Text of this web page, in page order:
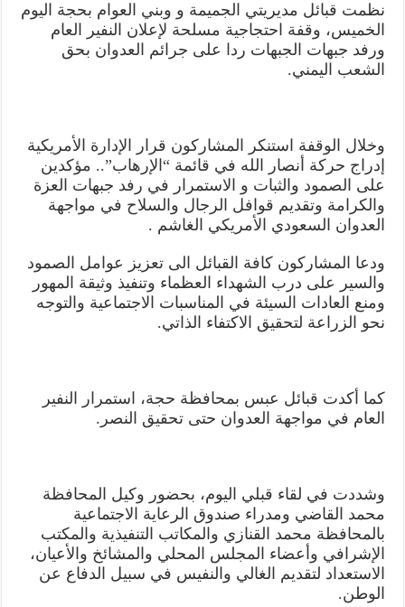
ورفد
الجبهات
مغلقة
نظمت قبائل مديريتي الجميمة و وبني العوام بحجة اليوم
الخميس، وقفة احتجاجية مسلحة لإعلان النفير العام
ورفد جبهات الجبهات ردا على جرائم العدوان بحق
الشعب اليمني.
وخلال الوقفة استنكر المشاركون قرار الإدارة الأمريكية
إدراج حركة أنصار الله في قائمة “الإرهاب”.. مؤكدين
على الصمود والثبات و الاستمرار في رفد جبهات العزة
والكرامة وتقديم قوافل الرجال والسلاح في مواجهة
العدوان السعودي الأمريكي الغاشم .
ودعا المشاركون كافة القبائل الى تعزيز عوامل الصمود
والسير على درب الشهداء العظماء وتنفيذ وثيقة المهور
ومنع العادات السيئة في المناسبات الاجتماعية والتوجه
نحو الزراعة لتحقيق الاكتفاء الذاتي.
كما أكدت قبائل عبس بمحافظة حجة، استمرار النفير
العام في مواجهة العدوان حتى تحقيق النصر.
وشددت في لقاء قبلي اليوم، بحضور وكيل المحافظة
محمد القاضي ومدراء صندوق الرعاية الاجتماعية
بالمحافظة محمد القنازي والمكاتب التنفيذية والمكتب
الإشرافي وأعضاء المجلس المحلي والمشائخ والأعيان،
الاستعداد لتقديم الغالي والنفيس في سبيل الدفاع عن
الوطن.